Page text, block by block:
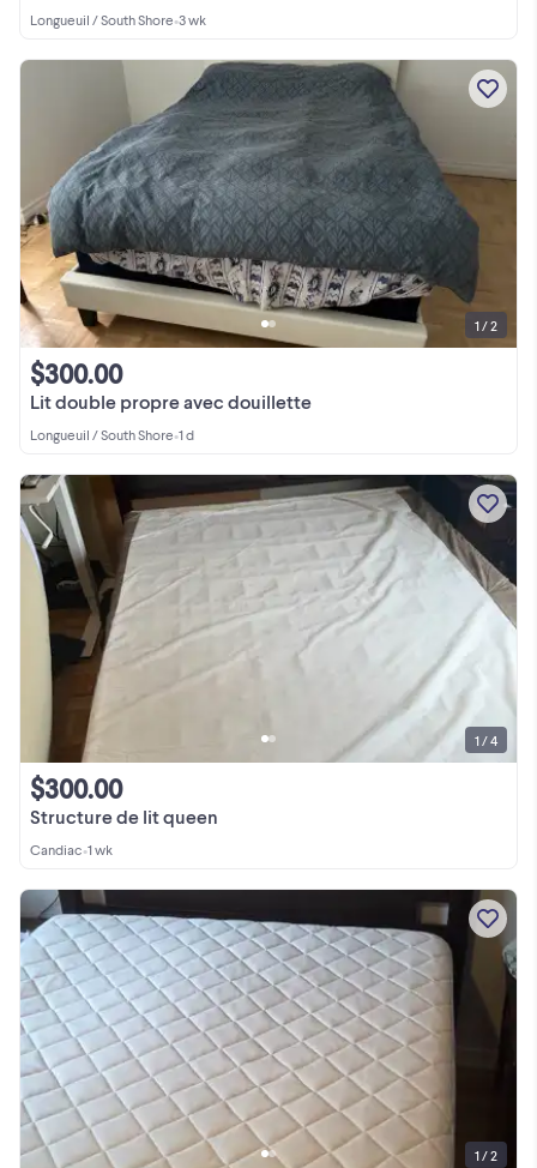
Longueuil / South Shore•3 wk
Lit double propre avec douillette
$300.00
Longueuil / South Shore•1 d
1 / 2
Structure de lit queen
$300.00
Candiac•1 wk
1 / 4
1 / 2